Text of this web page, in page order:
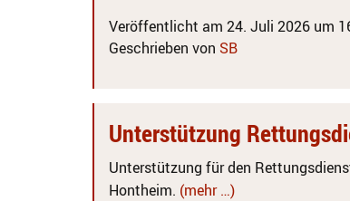
Veröffentlicht am 24. Juli 2026 um
Geschrieben von SB
Unterstützung
Unterstützung für den
Hontheim. (mehr …)